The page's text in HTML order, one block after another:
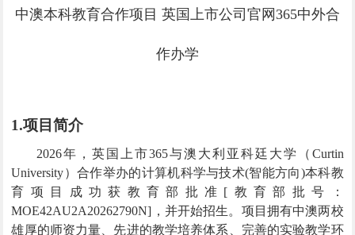
中澳本科教育合作项目 英国上市公司官网365中外合
作办学
1.项目简介
2026年，英国上市365与澳大利亚科廷 大学
（Curtin
University）合作举办的计算机科学与技术(智能方向)本科教
育项目成功获教育部批准 [ 教育部批号：
MOE42AU2A20262790N] ，并开始招生。 项目拥有中澳两校
雄厚的师资力量、先进的教学培养体系、完善的实验教学环